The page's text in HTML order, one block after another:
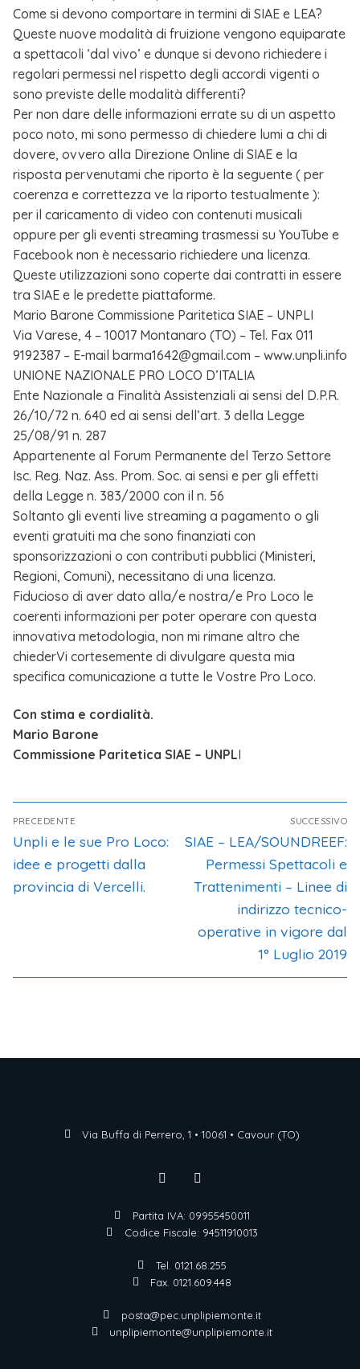
Come si devono comportare in termini di SIAE e LEA?
Queste nuove modalità di fruizione vengono equiparate
a spettacoli ‘dal vivo’ e dunque si devono richiedere i
regolari permessi nel rispetto degli accordi vigenti o
sono previste delle modalità differenti?
Per non dare delle informazioni errate su di un aspetto
poco noto, mi sono permesso di chiedere lumi a chi di
dovere, ovvero alla Direzione Online di SIAE e la
risposta pervenutami che riporto è la seguente ( per
coerenza e correttezza ve la riporto testualmente ):
per il caricamento di video con contenuti musicali
oppure per gli eventi streaming trasmessi su YouTube e
Facebook non è necessario richiedere una licenza.
Queste utilizzazioni sono coperte dai contratti in essere
tra SIAE e le predette piattaforme.
Mario Barone Commissione Paritetica SIAE – UNPLI
Via Varese, 4 – 10017 Montanaro (TO) – Tel. Fax 011
9192387 – E-mail barma1642@gmail.com – www.unpli.info
UNIONE NAZIONALE PRO LOCO D’ITALIA
Ente Nazionale a Finalità Assistenziali ai sensi del D.P.R.
26/10/72 n. 640 ed ai sensi dell’art. 3 della Legge
25/08/91 n. 287
Appartenente al Forum Permanente del Terzo Settore
Isc. Reg. Naz. Ass. Prom. Soc. ai sensi e per gli effetti
della Legge n. 383/2000 con il n. 56
Soltanto gli eventi live streaming a pagamento o gli
eventi gratuiti ma che sono finanziati con
sponsorizzazioni o con contributi pubblici (Ministeri,
Regioni, Comuni), necessitano di una licenza.
Fiducioso di aver dato alla/e nostra/e Pro Loco le
coerenti informazioni per poter operare con questa
innovativa metodologia, non mi rimane altro che
chiederVi cortesemente di divulgare questa mia
specifica comunicazione a tutte le Vostre Pro Loco.
Con stima e cordialità.
Mario Barone
Commissione Paritetica SIAE – UNPLI
PRECEDENTE
Unpli e le sue Pro Loco:
idee e progetti dalla
provincia di Vercelli.
SUCCESSIVO
SIAE – LEA/SOUNDREEF:
Permessi Spettacoli e
Trattenimenti – Linee di
indirizzo tecnico-
operative in vigore dal
1° Luglio 2019
Via Buffa di Perrero, 1 • 10061 • Cavour (TO)
Partita IVA: 09955450011
Codice Fiscale: 94511910013
Tel. 0121.68.255
Fax. 0121.609.448
posta@pec.unplipiemonte.it
unplipiemonte@unplipiemonte.it